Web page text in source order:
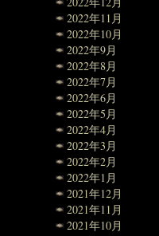
2022年11月
2022年10月
2022年9月
2022年8月
2022年7月
2022年6月
2022年5月
2022年4月
2022年3月
2022年2月
2022年1月
2021年12月
2021年11月
2021年10月